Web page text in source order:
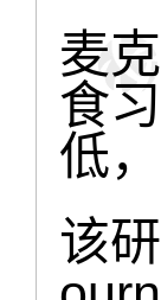
麦
食
低
该